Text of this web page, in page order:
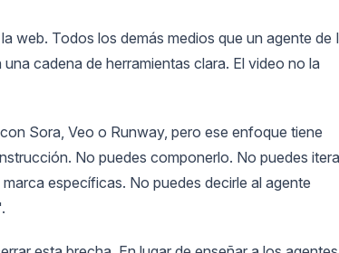
web. Todos los demás medios que un agente de
cadena de herramientas clara. El video no la
Sora, Veo o Runway, pero ese enfoque tiene
No puedes componerlo. No puedes
específicas. No puedes decirle al agente